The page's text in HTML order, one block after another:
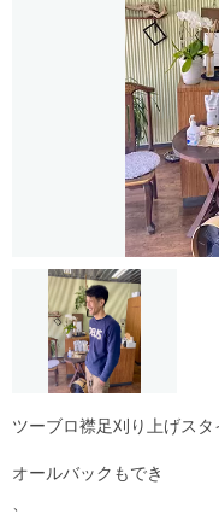
ツーブロ襟足刈り上げス
オールバックもでき